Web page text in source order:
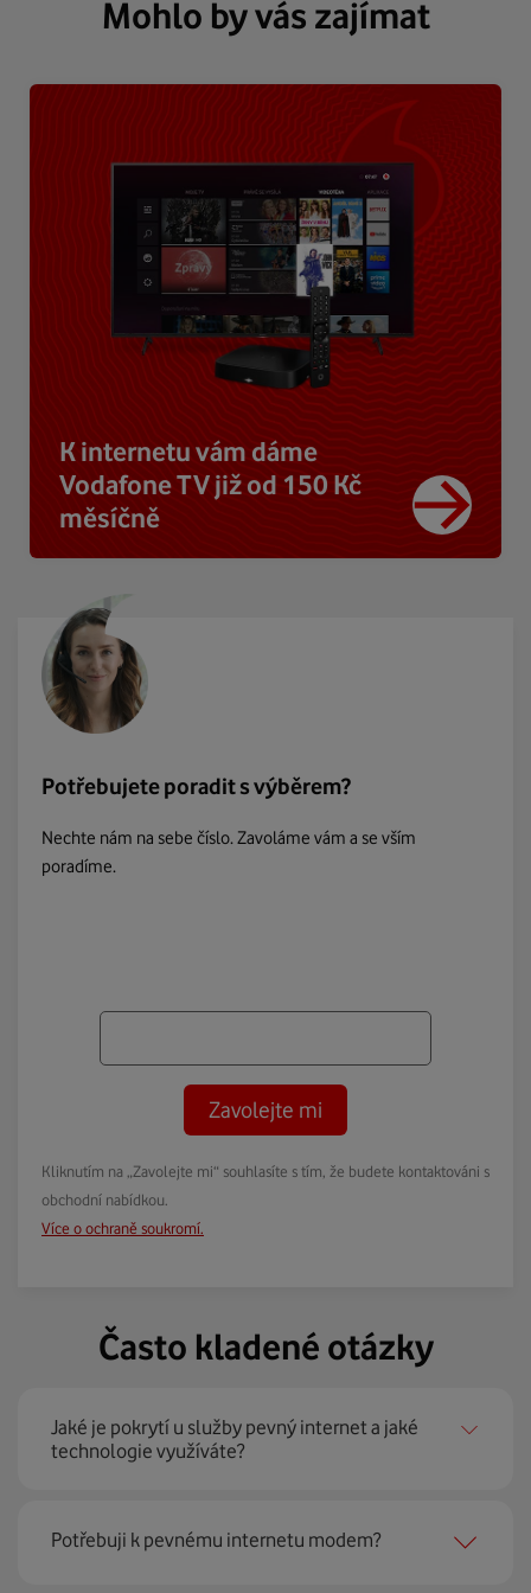
Mohlo by vás zajímat
K internetu vám dáme
Vodafone TV již od 150 Kč
měsíčně
Potřebujete poradit s výběrem?
Nechte nám na sebe číslo. Zavoláme vám a se vším
poradíme.
Zavolejte mi
Kliknutím na „Zavolejte mi“ souhlasíte s tím, že budete kontaktováni s
obchodní nabídkou.
Více o ochraně soukromí.
Často kladené otázky
Jaké je pokrytí u služby pevný internet a jaké
technologie využíváte?
Pevný internet můžeme nabídnout
domácností
Potřebuji k pevnému internetu modem?